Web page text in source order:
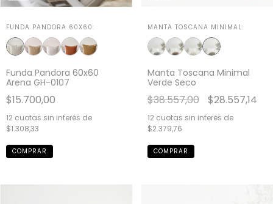
FUNDA PANDORA 60X60:
Funda Pandora 60x60
Arena GH-0107
$15.700,00
12 cuotas sin interés de
$1.308,33
MANTA TOSCANA MINIMAL:
Manta Toscana Minimal
Verde Seco
$38.557,00 $28.557,14
12 cuotas sin interés de
$2.379,76